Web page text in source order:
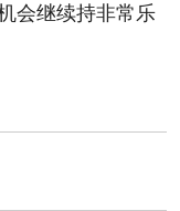
会继续持非常乐